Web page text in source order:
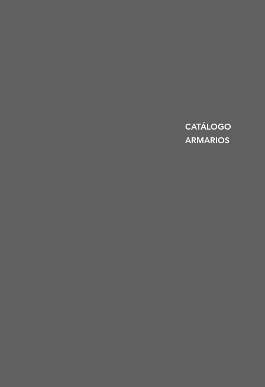
CATÁLOGO
ARMARIOS